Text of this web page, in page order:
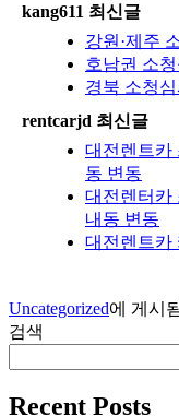
kang611 최신글
강원·제주
호남권 소
경북 소청
rentcarjd 최신글
대전렌트카
동 변동
대전렌터카
내동 변동
대전렌트카
Uncategorized에 게시
검색
Recent Posts